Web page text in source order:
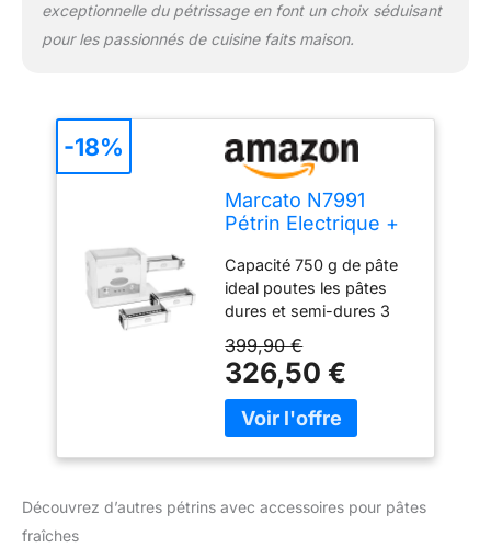
exceptionnelle du pétrissage en font un choix séduisant
pour les passionnés de cuisine faits maison.
Marcato N7991
Pétrin Electrique +
Pâtes
Capacité 750 g de pâte
ideal poutes les pâtes
dures et semi-dures 3
inclus (lasagne,
fettuccine y tagliolini)
Made in Italy: réalisé
entièrement en Italie par
399,90 €
326,50 €
-18%
Découvrez d’autres pétrins avec accessoires pour pâtes
fraîches